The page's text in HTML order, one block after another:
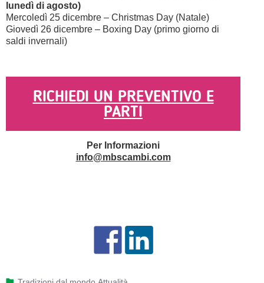
lunedì di agosto)
Mercoledì 25 dicembre – Christmas Day (Natale)
Giovedì 26 dicembre – Boxing Day (primo giorno di
saldi invernali)
RICHIEDI UN PREVENTIVO E
PARTI
Per Informazioni
info@mbscambi.com